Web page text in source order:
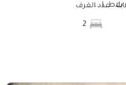
ا...
عدد الغرف